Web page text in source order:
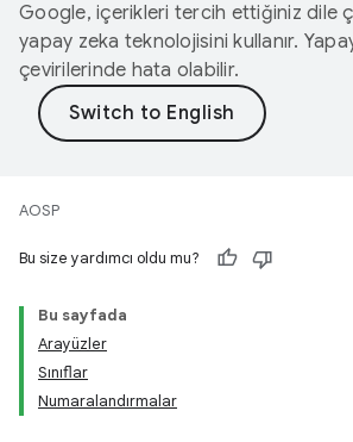
Google, içerikleri tercih ettiğiniz dile
yapay zeka teknolojisini kullanır.
çevirilerinde hata olabilir.
AOSP
Bu size yardımcı oldu mu?
Bu sayfada
Arayüzler
Sınıflar
Numaralandırmalar